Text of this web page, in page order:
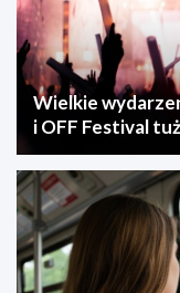
Wielkie
i OFF Festival